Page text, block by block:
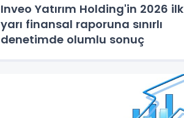
Inveo Yatırım Holding'in 2026 ilk
yarı finansal raporuna sınırlı
denetimde olumlu sonuç